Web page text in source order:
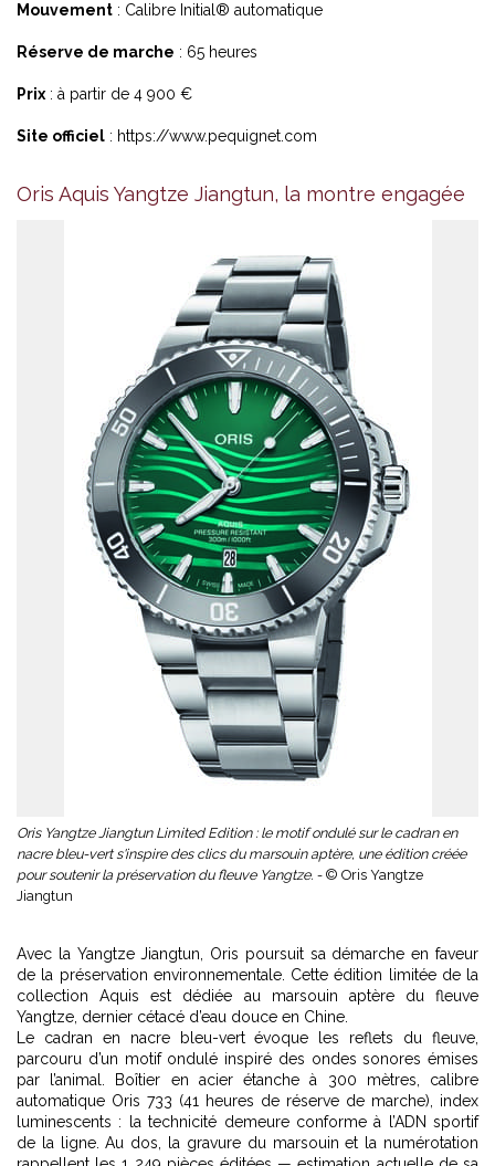
Mouvement : Calibre Initial® automatique
Réserve de marche : 65 heures
Prix : à partir de 4 900 €
Site officiel : https://www.pequignet.com
Oris Aquis Yangtze Jiangtun, la montre engagée
Oris Yangtze Jiangtun Limited Edition : le motif ondulé sur le cadran en
nacre bleu-vert s'inspire des clics du marsouin aptère, une édition créée
pour soutenir la préservation du fleuve Yangtze. - © Oris Yangtze
Jiangtun
Avec la Yangtze Jiangtun, Oris poursuit sa démarche en faveur
de la préservation environnementale. Cette édition limitée de la
collection Aquis est dédiée au marsouin aptère du fleuve
Yangtze, dernier cétacé d’eau douce en Chine.
Le cadran en nacre bleu-vert évoque les reflets du fleuve,
parcouru d’un motif ondulé inspiré des ondes sonores émises
par l’animal. Boîtier en acier étanche à 300 mètres, calibre
automatique Oris 733 (41 heures de réserve de marche), index
luminescents : la technicité demeure conforme à l’ADN sportif
de la ligne. Au dos, la gravure du marsouin et la numérotation